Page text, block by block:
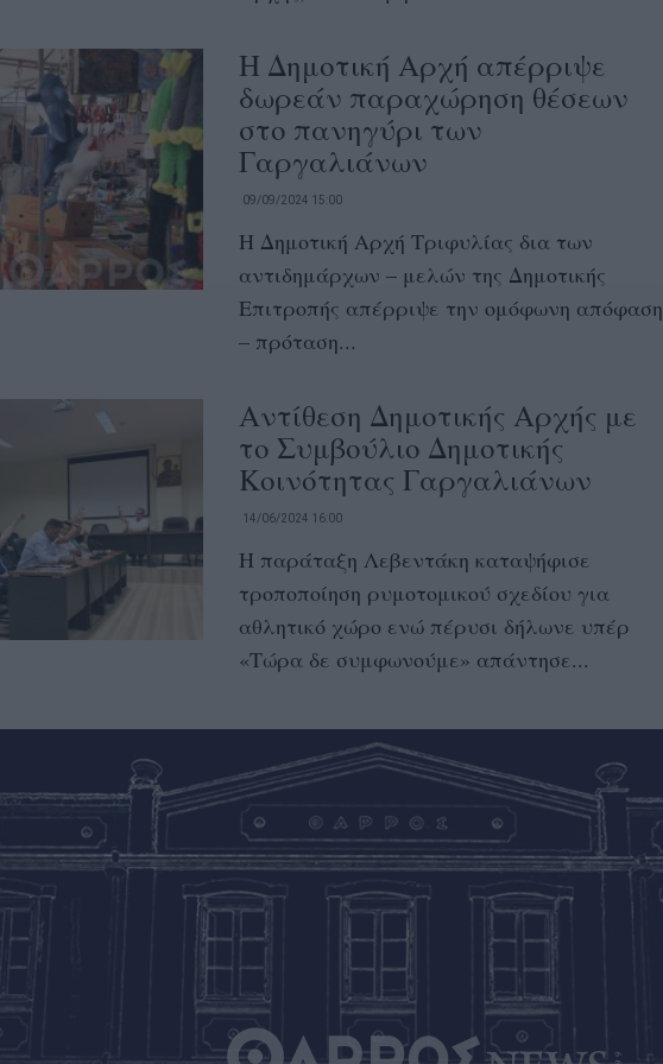
Η Δημοτική Αρχή απέρριψε
δωρεάν παραχώρηση θέσεων
στο πανηγύρι των
Γαργαλιάνων
09/09/2024 15:00
Η Δημοτική Αρχή Τριφυλίας δια των
αντιδημάρχων – μελών της Δημοτικής
Επιτροπής απέρριψε την ομόφωνη απόφαση
– πρόταση...
Αντίθεση Δημοτικής Αρχής με
το Συμβούλιο Δημοτικής
Κοινότητας Γαργαλιάνων
14/06/2024 16:00
Η παράταξη Λεβεντάκη καταψήφισε
τροποποίηση ρυμοτομικού σχεδίου για
αθλητικό χώρο ενώ πέρυσι δήλωνε υπέρ
«Τώρα δε συμφωνούμε» απάντησε...